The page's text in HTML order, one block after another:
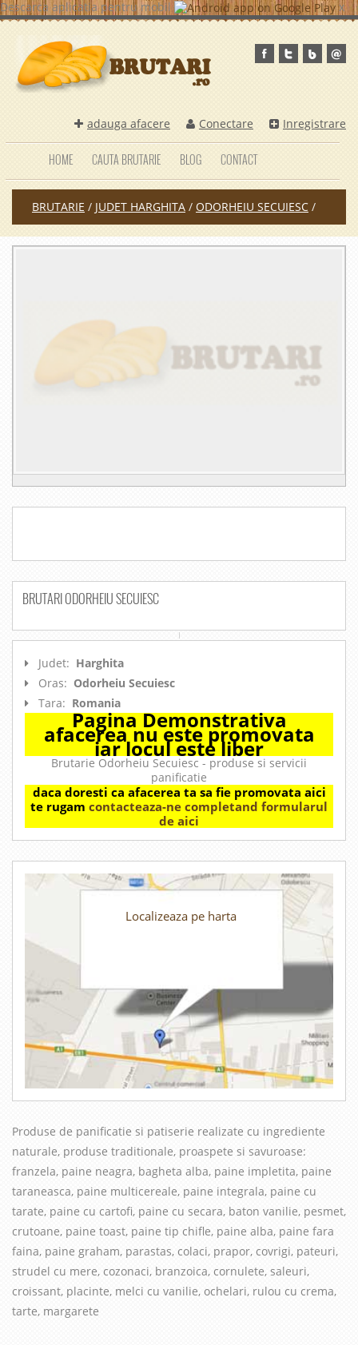
Descarca aplicatia pentru mobil x
adauga afacere Conectare Inregistrare
HOME CAUTA BRUTARIE BLOG CONTACT
BRUTARIE / JUDET HARGHITA / ODORHEIU SECUIESC /
BRUTARI ODORHEIU SECUIESC
Judet: Harghita
Oras: Odorheiu Secuiesc
Tara: Romania
Pagina Demonstrativa
afacerea nu este promovata
iar locul este liber
Brutarie Odorheiu Secuiesc - produse si servicii
panificatie
daca doresti ca afacerea ta sa fie promovata aici
te rugam contacteaza-ne completand formularul
de aici
Localizeaza pe harta
Produse de panificatie si patiserie realizate cu ingrediente
naturale, produse traditionale, proaspete si savuroase:
franzela, paine neagra, bagheta alba, paine impletita, paine
taraneasca, paine multicereale, paine integrala, paine cu
tarate, paine cu cartofi, paine cu secara, baton vanilie, pesmet,
crutoane, paine toast, paine tip chifle, paine alba, paine fara
faina, paine graham, parastas, colaci, prapor, covrigi, pateuri,
strudel cu mere, cozonaci, branzoica, cornulete, saleuri,
croissant, placinte, melci cu vanilie, ochelari, rulou cu crema,
tarte, margarete